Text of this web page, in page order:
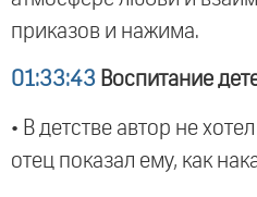
приказов и нажима.
01:33:43 Воспитание
• В детстве автор не
отец показал ему, как